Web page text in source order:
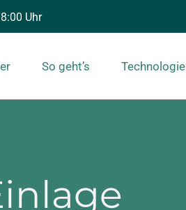
Uhr
So geht’s Technologie